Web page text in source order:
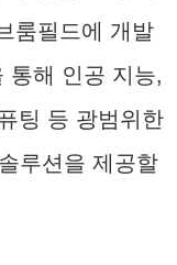
룸필드에 개발
통해 인공 지능,
팅 등 광범위한
루션을 제공할